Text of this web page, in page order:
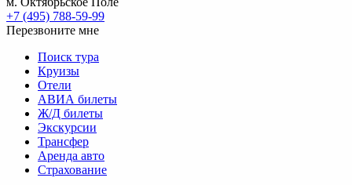
+7 (495) 788-59-99
Перезвоните мне
Поиск тура
Круизы
Отели
АВИА билеты
Ж/Д билеты
Экскурсии
Трансфер
Аренда авто
Страхование